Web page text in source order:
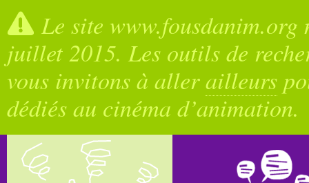
Le site
juillet 2015. Les outils de
vous invitons à allerailleurs
dédiés au cinéma d’animation.